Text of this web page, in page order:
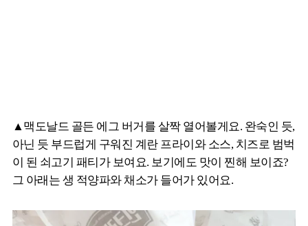
▲맥도날드 골든 에그 버거를 살짝 열어볼게요. 완숙인 듯,
아닌 듯 부드럽게 구워진 계란 프라이와 소스, 치즈로 범벅
이 된 쇠고기 패티가 보여요. 보기에도 맛이 찐해 보이죠?
그 아래는 생 적양파와 채소가 들어가 있어요.